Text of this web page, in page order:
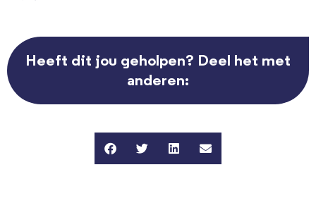
Heeft dit jou geholpen? Deel het met
anderen: